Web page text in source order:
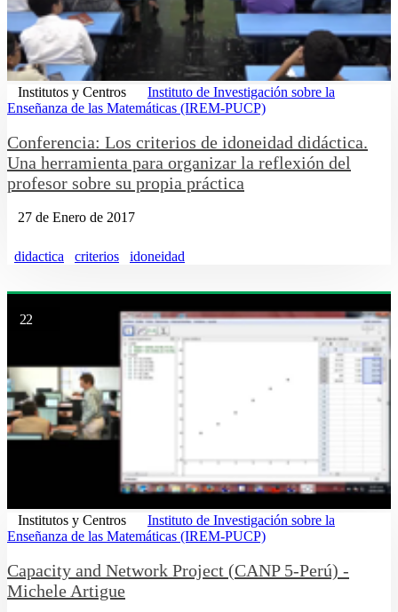
Institutos y Centros
Instituto de Investigación sobre la
Enseñanza de las Matemáticas (IREM-PUCP)
Conferencia: Los criterios de idoneidad didáctica.
Una herramienta para organizar la reflexión del
profesor sobre su propia práctica
27 de Enero de 2017
didactica criterios idoneidad
22
Institutos y Centros
Instituto de Investigación sobre la
Enseñanza de las Matemáticas (IREM-PUCP)
Capacity and Network Project (CANP 5-Perú) -
Michele Artigue